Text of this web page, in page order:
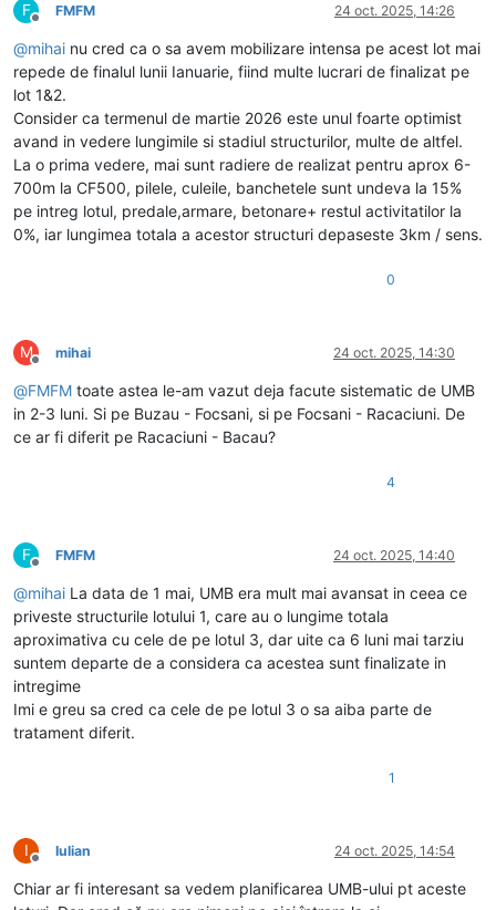
F
Deconectat
FMFM 24 oct. 2025, 14:26
@mihai nu cred ca o sa avem mobilizare intensa pe acest lot mai
repede de finalul lunii Ianuarie, fiind multe lucrari de finalizat pe
lot 1&2.
Consider ca termenul de martie 2026 este unul foarte optimist
avand in vedere lungimile si stadiul structurilor, multe de altfel.
La o prima vedere, mai sunt radiere de realizat pentru aprox 6-
700m la CF500, pilele, culeile, banchetele sunt undeva la 15%
pe intreg lotul, predale,armare, betonare+ restul activitatilor la
0%, iar lungimea totala a acestor structuri depaseste 3km / sens.
0
M
Deconectat
mihai 24 oct. 2025, 14:30
@FMFM toate astea le-am vazut deja facute sistematic de UMB
in 2-3 luni. Si pe Buzau - Focsani, si pe Focsani - Racaciuni. De
ce ar fi diferit pe Racaciuni - Bacau?
4
F
Deconectat
FMFM 24 oct. 2025, 14:40
@mihai La data de 1 mai, UMB era mult mai avansat in ceea ce
priveste structurile lotului 1, care au o lungime totala
aproximativa cu cele de pe lotul 3, dar uite ca 6 luni mai tarziu
suntem departe de a considera ca acestea sunt finalizate in
intregime
Imi e greu sa cred ca cele de pe lotul 3 o sa aiba parte de
tratament diferit.
1
I
Deconectat
Iulian 24 oct. 2025, 14:54
Chiar ar fi interesant sa vedem planificarea UMB-ului pt aceste